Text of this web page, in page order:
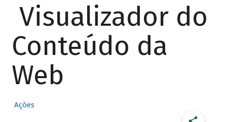
Visualizador do
Conteúdo da
Web
Ações